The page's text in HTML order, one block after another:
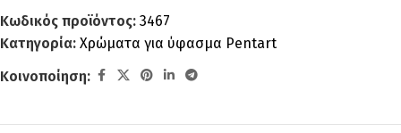
Κωδικός προϊόντος: 3467
Κατηγορία: Χρώματα για ύφασμα Pentart
Κοινοποίηση: